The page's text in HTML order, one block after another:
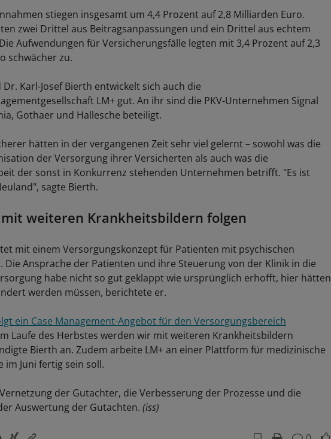
stiegen insgesamt um 4,4 Prozent auf 2,8 Milliarden Euro.
zwei Drittel aus Beitragsanpassungen und ein Drittel aus echtem
Aufwendungen für Versicherungsfälle legten mit 3,4 Prozent auf 2,3
schwächer zu.
Karl-Josef Bierth entwickelt sich auch die
LM+ gut. An ihr sind die PKV-Unternehmen Signal
Gothaer und Hallesche beteiligt.
hätten in der vergangenen Zeit sehr viel gelernt – sowohl was die
der Versorgung ihrer Versicherten als auch was die
der sonst in Konkurrenz stehenden Unternehmen betrifft. "Es ist
sagte Bierth.
weiteren Krankheitsbildern folgen
mit einem Versorgungskonzept für Patienten mit psychischen
Die Ansprache der Patienten und ihre Steuerung von der Klinik in die
habe nicht so gut geklappt wie ursprünglich erhofft, hier hätten
werden müssen, berichtete er.
ein Case Management-Angebot für den Versorgungsbereich
Laufe des Herbstes werden wir mit weiteren Krankheitsbildern
Bierth an. Zudem arbeite LM+ an einer Plattform für medizinische
im Juni fertig sein soll.
der Gutachter, die Verbesserung der Prozesse und die
Auswertung der Gutachten. (iss)